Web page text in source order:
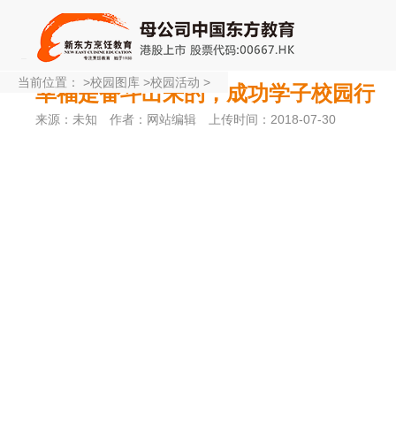
幸福是奋斗出来的，成功学子校园行
来源：未知 作者：网站编辑 上传时间：2018-07-30
当前位置： >校园图库 >校园活动 >